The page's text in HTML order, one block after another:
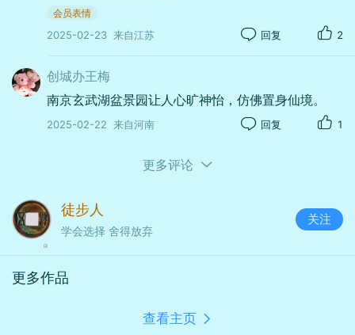
HUAWEI
VOG-AL00
f/2.2 快门：
焦距：2mm ISO： 80
会员表情
2025-02-23 来自江苏 回复 2
创城办王梅
南京玄武湖盆景园让人心旷神怡，仿佛置身仙境。
2025-02-22 来自河南 回复 1
更多评论
徒步人
学会选择 舍得放弃
关注
更多作品
查看主页